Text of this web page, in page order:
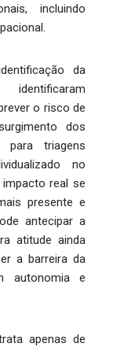
incluindo
da
o risco de
dos
triagens
no
real se
presente e
antecipar a
atitude ainda
a barreira da
autonomia e
apenas de